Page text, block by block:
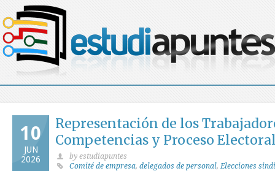
10
JUN
2026
Representación de los
Competencias y Proceso
by estudiapuntes
Comité de empresa, delegados de personal,Elecciones